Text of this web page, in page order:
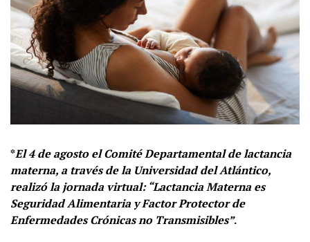
*El 4 de agosto el Comité Departamental de lactancia
materna, a través de la Universidad del Atlántico,
realizó la jornada virtual: “Lactancia Materna es
Seguridad Alimentaria y Factor Protector de
Enfermedades Crónicas no Transmisibles”.